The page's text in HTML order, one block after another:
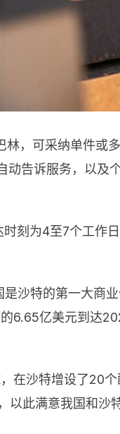
，可采纳单件或
告诉服务，以及
刻为4至7个工作
沙特的第一大商
6.65亿美元到达
在沙特增设了20
以此满意我国和沙